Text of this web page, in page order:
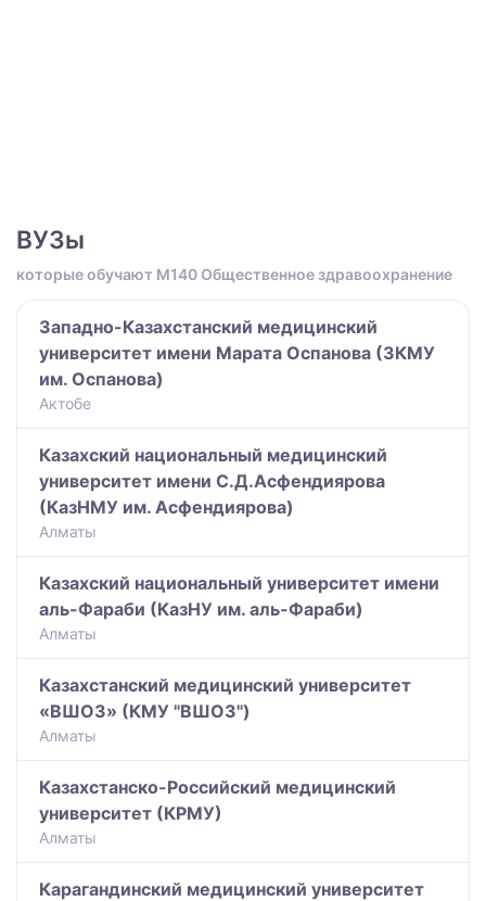
ВУЗы
которые обучают M140 Общественное здравоохранение
Западно-Казахстанский медицинский
университет имени Марата Оспанова (ЗКМУ
им. Оспанова)
Актобе
Казахский национальный медицинский
университет имени С.Д.Асфендиярова
(КазНМУ им. Асфендиярова)
Алматы
Казахский национальный университет имени
аль-Фараби (КазНУ им. аль-Фараби)
Алматы
Казахстанский медицинский университет
«ВШОЗ» (КМУ "ВШОЗ")
Алматы
Казахстанско-Российский медицинский
университет (КРМУ)
Алматы
Карагандинский медицинский университет